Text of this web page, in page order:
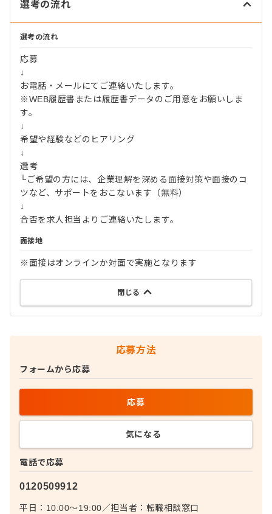
選考の流れ
選考の流れ
応募
↓
お電話・メールにてご連絡いたします。
※WEB履歴書または履歴書データのご用意をお願いしま
す。
↓
希望や経験などのヒアリング
↓
選考
└ご希望の方には、企業理解を深める面接対策や面接のコ
ツなど、サポートをおこないます（無料）
↓
合否を求人担当よりご連絡いたします。
面接地
※面接はオンラインか対面で実施となります
閉じる
応募方法
電話で応募
0120509912
平日：10:00〜19:00／担当者： 転職相談窓口
フォームから応募
応募
気になる